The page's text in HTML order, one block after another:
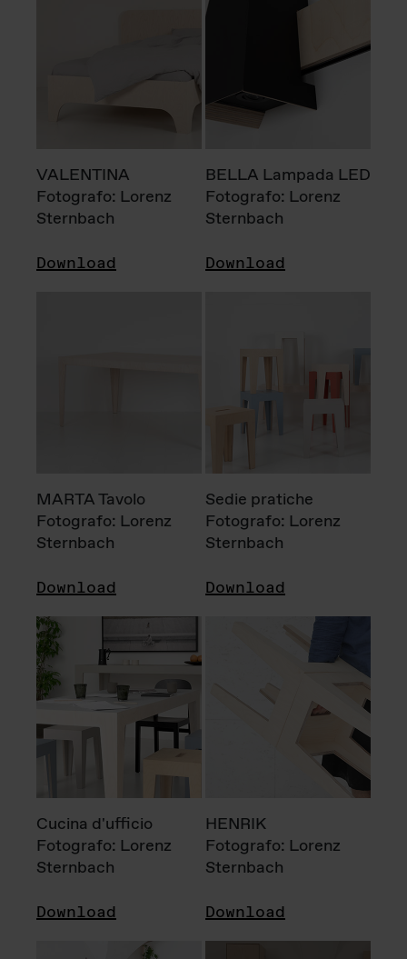
VALENTINA
Fotografo: Lorenz
Sternbach
Download
BELLA Lampada LED
Fotografo: Lorenz
Sternbach
Download
MARTA Tavolo
Fotografo: Lorenz
Sternbach
Download
Sedie pratiche
Fotografo: Lorenz
Sternbach
Download
Cucina d'ufficio
Fotografo: Lorenz
Sternbach
Download
HENRIK
Fotografo: Lorenz
Sternbach
Download